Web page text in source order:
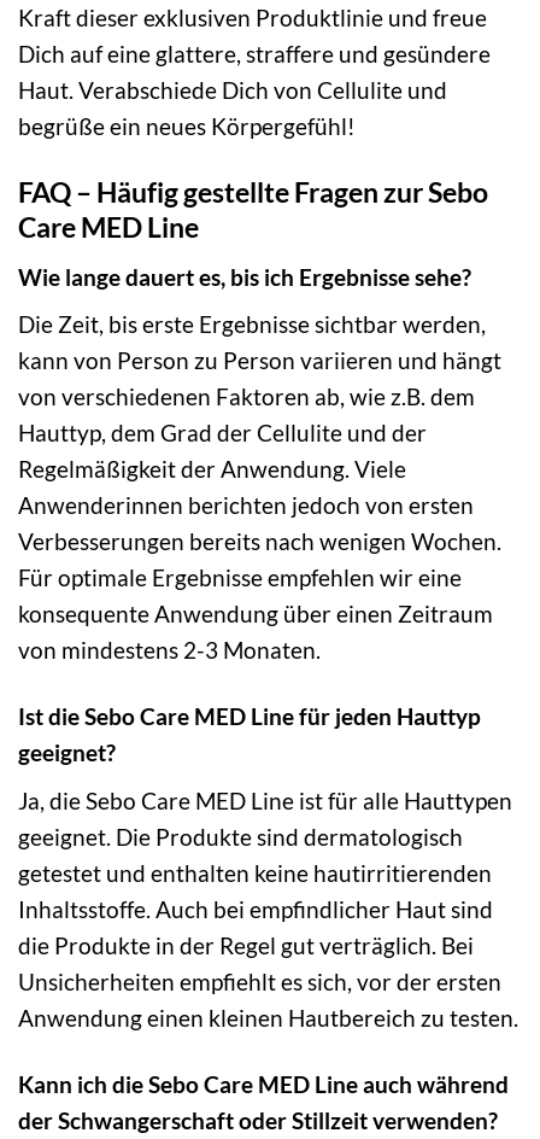
Kraft dieser exklusiven Produktlinie und freue
Dich auf eine glattere, straffere und gesündere
Haut. Verabschiede Dich von Cellulite und
begrüße ein neues Körpergefühl!
FAQ – Häufig gestellte Fragen zur Sebo
Care MED Line
Wie lange dauert es, bis ich Ergebnisse sehe?
Die Zeit, bis erste Ergebnisse sichtbar werden,
kann von Person zu Person variieren und hängt
von verschiedenen Faktoren ab, wie z.B. dem
Hauttyp, dem Grad der Cellulite und der
Regelmäßigkeit der Anwendung. Viele
Anwenderinnen berichten jedoch von ersten
Verbesserungen bereits nach wenigen Wochen.
Für optimale Ergebnisse empfehlen wir eine
konsequente Anwendung über einen Zeitraum
von mindestens 2-3 Monaten.
Ist die Sebo Care MED Line für jeden Hauttyp
geeignet?
Ja, die Sebo Care MED Line ist für alle Hauttypen
geeignet. Die Produkte sind dermatologisch
getestet und enthalten keine hautirritierenden
Inhaltsstoffe. Auch bei empfindlicher Haut sind
die Produkte in der Regel gut verträglich. Bei
Unsicherheiten empfiehlt es sich, vor der ersten
Anwendung einen kleinen Hautbereich zu testen.
Kann ich die Sebo Care MED Line auch während
der Schwangerschaft oder Stillzeit verwenden?